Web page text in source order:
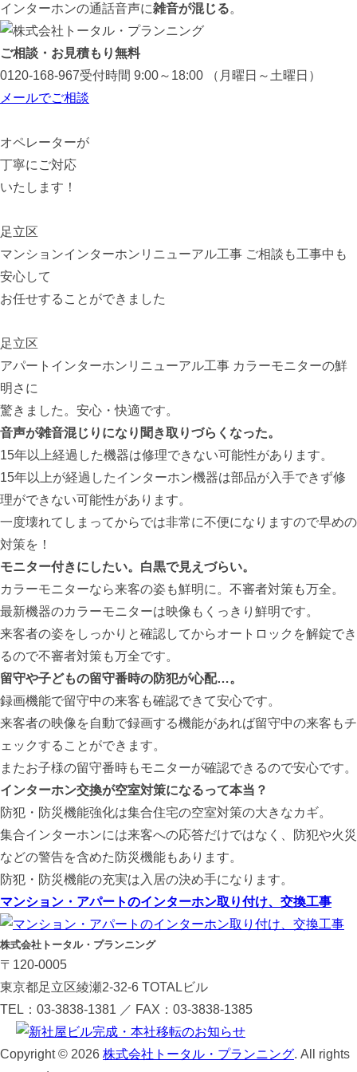
インターホンの通話音声に雑音が混じる。
ご相談・お見積もり無料
0120-168-967受付時間 9:00～18:00 （月曜日～土曜日）
メールでご相談
オペレーターが
丁寧にご対応
いたします！
足立区
マンションインターホンリニューアル工事 ご相談も工事中も
安心して
お任せすることができました
足立区
アパートインターホンリニューアル工事 カラーモニターの鮮
明さに
驚きました。安心・快適です。
音声が雑音混じりになり聞き取りづらくなった。
15年以上経過した機器は修理できない可能性があります。
15年以上が経過したインターホン機器は部品が入手できず修
理ができない可能性があります。
一度壊れてしまってからでは非常に不便になりますので早めの
対策を！
モニター付きにしたい。白黒で見えづらい。
カラーモニターなら来客の姿も鮮明に。不審者対策も万全。
最新機器のカラーモニターは映像もくっきり鮮明です。
来客者の姿をしっかりと確認してからオートロックを解錠でき
るので不審者対策も万全です。
留守や子どもの留守番時の防犯が心配…。
録画機能で留守中の来客も確認できて安心です。
来客者の映像を自動で録画する機能があれば留守中の来客もチ
ェックすることができます。
またお子様の留守番時もモニターが確認できるので安心です。
インターホン交換が空室対策になるって本当？
防犯・防災機能強化は集合住宅の空室対策の大きなカギ。
集合インターホンには来客への応答だけではなく、防犯や火災
などの警告を含めた防災機能もあります。
防犯・防災機能の充実は入居の決め手になります。
マンション・アパートのインターホン取り付け、交換工事
株式会社トータル・プランニング
〒120-0005
東京都足立区綾瀬2-32-6 TOTALビル
TEL：03-3838-1381 ／ FAX：03-3838-1385
Copyright © 2026 株式会社トータル・プランニング. All rights